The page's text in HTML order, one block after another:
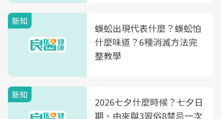
新知
蜈蚣出現代表什麼？蜈蚣怕
什麼味道？6種消滅方法完
整教學
新知
2026七夕什麼時候？七夕日
期、由來與3習俗8禁忌一次